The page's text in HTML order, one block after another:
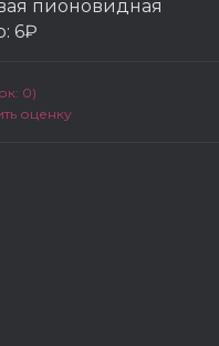
пионовидная
6₽
0)
оценку